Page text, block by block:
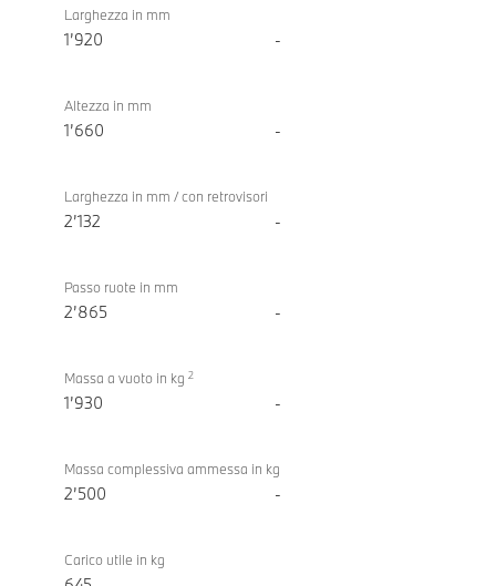
Larghezza in mm
1’920 -
Altezza in mm
1’660 -
Larghezza in mm / con retrovisori
2’132 -
Passo ruote in mm
2’865 -
Massa a vuoto in kg 2
1’930 -
Massa complessiva ammessa in kg
2’500 -
Carico utile in kg